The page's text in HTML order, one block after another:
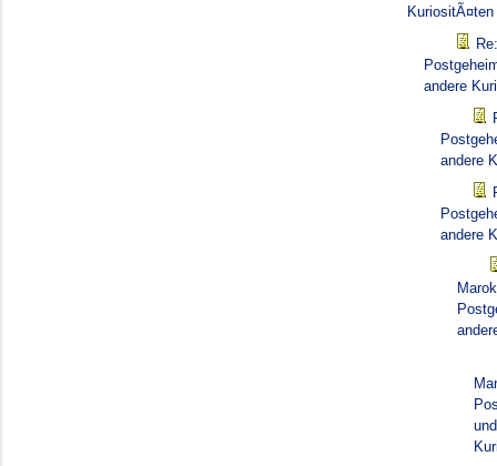
KuriositÃ¤ten
andere
andere
andere